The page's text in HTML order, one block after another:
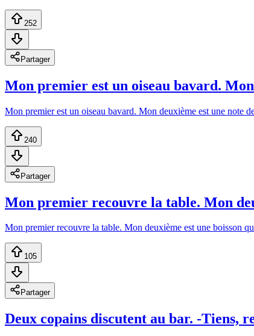
252
Partager
Mon premier est un oiseau bavard.
Mon premier est un oiseau bavard. Mon deuxième est une note
240
Partager
Mon premier recouvre la table. Mon
Mon premier recouvre la table. Mon deuxième est une boisson
105
Partager
Deux copains discutent au bar. -Tiens,